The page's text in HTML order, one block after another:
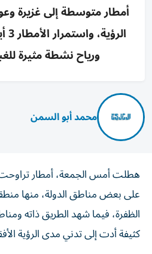
أمطار متوسطة إلى
ورياح نشطة مثيرة
محمد أبو السمن
هطلت أمس الجمعة، أمطار تراوحت
على بعض مناطق الدولة، منها
الظفرة، فيما شهد الطريق ذاته
كثيفة أدت إلى تدني مدى الرؤية